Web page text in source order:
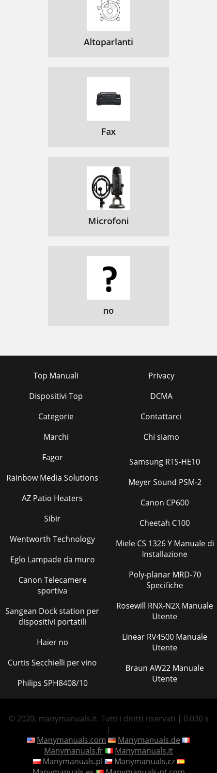
Altoparlanti
Fax
Microfoni
no
Top Manuali
Dispositivi Top
Categorie
Marchi
Privacy
DCMA
Contattarci
Chi siamo
Fagor
Rainbow Media Solutions
AZ Patio Heaters
Sibir
Wentworth Technology
Eglo Lampade da muro
Canon Telecamere
sportiva
Sangean Dock station per
dispositivi portatili
Haier no
Curtis Secchielli per vino
Philips SPH8408/10
Samsung RTS-HE10
Meyer Sound PSM-2
Canon CP600
Cheetah C100
Miele CS 1326 Y Manuale di
Installazione
Poly-planar MRD-70
Specifiche
Rosewill RNX-N2X Manuale
Utente
Linear RV4500 Manuale
Utente
Braun AW22 Manuale
Utente
© 2020, manymanuals.it. Tutti i diritti riservati | 0.030 s
|
Manymanuals.com
Manymanuals.de
Manymanuals.fr
Manymanuals.it
Manymanuals.pl
Manymanuals.cz